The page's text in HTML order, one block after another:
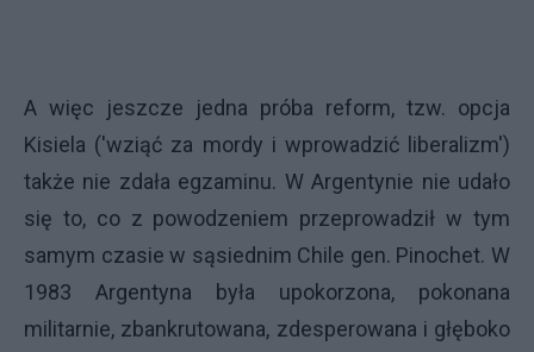
A więc jeszcze jedna próba reform, tzw. opcja
Kisiela ('wziąć za mordy i wprowadzić liberalizm')
także nie zdała egzaminu. W Argentynie nie udało
się to, co z powodzeniem przeprowadził w tym
samym czasie w sąsiednim Chile gen. Pinochet. W
1983 Argentyna była upokorzona, pokonana
militarnie, zbankrutowana, zdesperowana i głęboko